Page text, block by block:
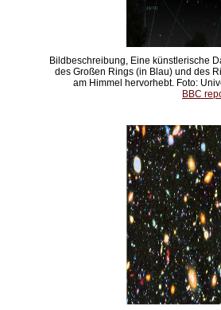
Bildbeschreibung, Eine künstlerische
des Großen Rings (in Blau) und des
am Himmel hervorhebt. Foto:
BBC